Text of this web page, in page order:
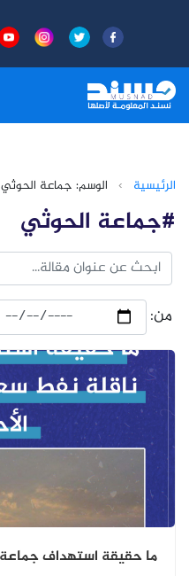
الرئيسية › الوسم: جماعة الحوثي
#جماعة الحوثي
من: